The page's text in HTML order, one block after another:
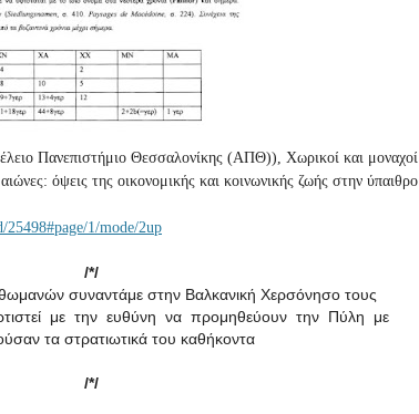
Πανεπιστήμιο Θεσσαλονίκης (ΑΠΘ)), Χωρικοί και μοναχοί
όψεις της οικονομικής και κοινωνικής ζωής στην ύπαιθρο
25498#page/1/mode/2up
/*/
συναντάμε στην Βαλκανική Χερσόνησο τους
με την ευθύνη να προμηθεύουν την Πύλη με
τα στρατιωτικά του καθήκοντα
/*/